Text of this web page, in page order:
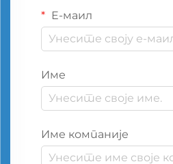
Е-маил
Име
Име компаније